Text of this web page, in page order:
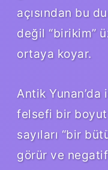
açısından bu
değil “birikim”
ortaya koyar.
Antik
felsefi bir boyut
sayıları “bir
görür ve